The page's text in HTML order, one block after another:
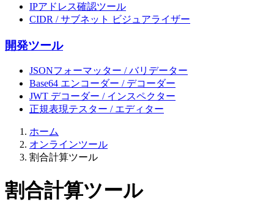
IPアドレス確認ツール
CIDR / サブネット ビジュアライザー
開発ツール
JSONフォーマッター / バリデーター
Base64 エンコーダー / デコーダー
JWT デコーダー / インスペクター
正規表現テスター / エディター
ホーム
オンラインツール
割合計算ツール
割合計算ツール